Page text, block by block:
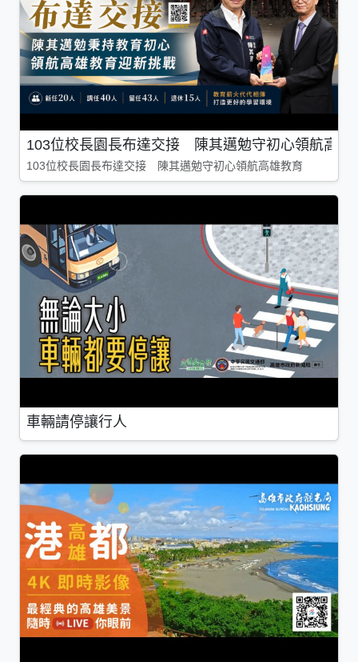
103位校長園長布達交接 陳其邁勉守初心領航高雄
103位校長園長布達交接 陳其邁勉守初心領航高雄教育
車輛請停讓行人